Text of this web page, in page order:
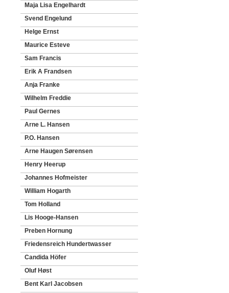
Maja Lisa Engelhardt
Svend Engelund
Helge Ernst
Maurice Esteve
Sam Francis
Erik A Frandsen
Anja Franke
Wilhelm Freddie
Paul Gernes
Arne L. Hansen
P.O. Hansen
Arne Haugen Sørensen
Henry Heerup
Johannes Hofmeister
William Hogarth
Tom Holland
Lis Hooge-Hansen
Preben Hornung
Friedensreich Hundertwasser
Candida Höfer
Oluf Høst
Bent Karl Jacobsen